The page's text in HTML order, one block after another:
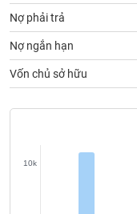
Nợ phải trả
Nợ ngắn hạn
Vốn chủ sở hữu
10k
Đào
tạo